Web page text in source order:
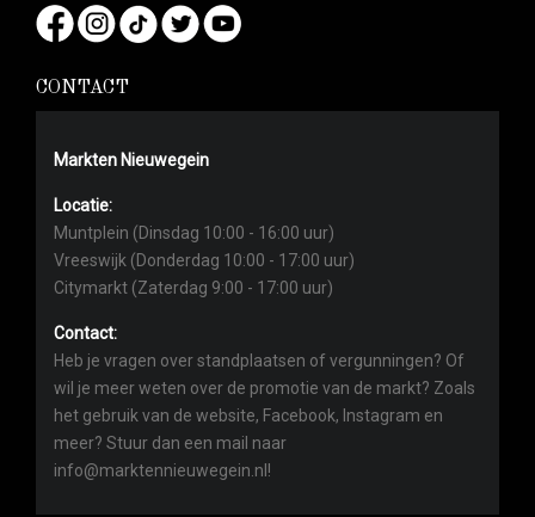
CONTACT
Markten Nieuwegein
Locatie:
Muntplein (Dinsdag 10:00 - 16:00 uur)
Vreeswijk (Donderdag 10:00 - 17:00 uur)
Citymarkt (Zaterdag 9:00 - 17:00 uur)
Contact:
Heb je vragen over standplaatsen of vergunningen? Of
wil je meer weten over de promotie van de markt? Zoals
het gebruik van de website, Facebook, Instagram en
meer? Stuur dan een mail naar
info@marktennieuwegein.nl!